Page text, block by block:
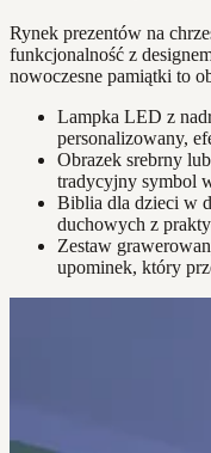
Rynek prezentów na
funkcjonalność z
nowoczesne pamiątki to
Lampka LED z
personalizowany,
Obrazek srebrny
tradycyjny symbol
Biblia dla dzieci w
duchowych z
Zestaw
upominek, który